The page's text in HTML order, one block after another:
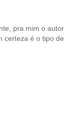
pra mim o autor
certeza é o tipo de